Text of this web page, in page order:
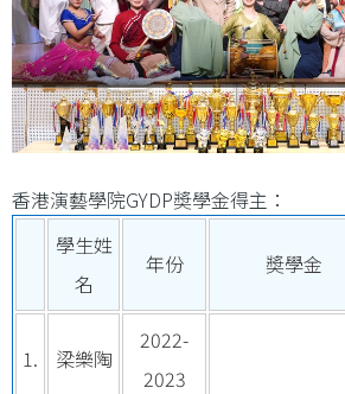
香港演藝學院GYDP奬學金得主：
學生姓
名
年份 奬學金
1. 梁樂陶
2022-
2023